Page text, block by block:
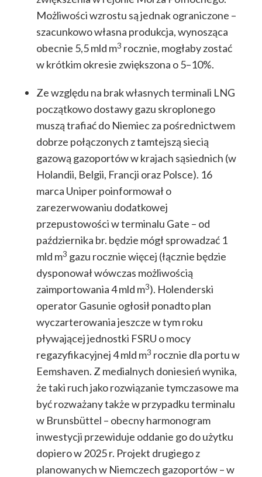
Możliwości wzrostu są jednak ograniczone –
szacunkowo własna produkcja, wynosząca
obecnie 5,5 mld m3 rocznie, mogłaby zostać
w krótkim okresie zwiększona o 5–10%.
Ze względu na brak własnych terminali LNG
początkowo dostawy gazu skroplonego
muszą trafiać do Niemiec za pośrednictwem
dobrze połączonych z tamtejszą siecią
gazową gazoportów w krajach sąsiednich (w
Holandii, Belgii, Francji oraz Polsce). 16
marca Uniper poinformował o
zarezerwowaniu dodatkowej
przepustowości w terminalu Gate – od
października br. będzie mógł sprowadzać 1
mld m3 gazu rocznie więcej (łącznie będzie
dysponował wówczas możliwością
zaimportowania 4 mld m3). Holenderski
operator Gasunie ogłosił ponadto plan
wyczarterowania jeszcze w tym roku
pływającej jednostki FSRU o mocy
regazyfikacyjnej 4 mld m3 rocznie dla portu w
Eemshaven. Z medialnych doniesień wynika,
że taki ruch jako rozwiązanie tymczasowe ma
być rozważany także w przypadku terminalu
w Brunsbüttel – obecny harmonogram
inwestycji przewiduje oddanie go do użytku
dopiero w 2025 r. Projekt drugiego z
planowanych w Niemczech gazoportów – w